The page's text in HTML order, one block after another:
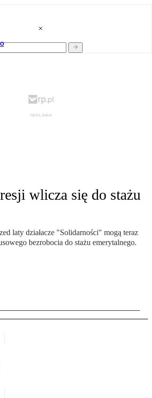
wlicza się do stażu
laty działacze "Solidarności" mogą teraz
bezrobocia do stażu emerytalnego.